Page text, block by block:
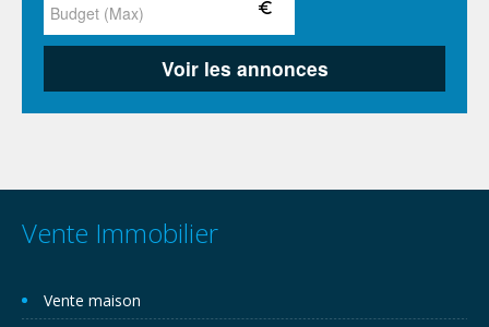
Vente Immobilier
Vente maison